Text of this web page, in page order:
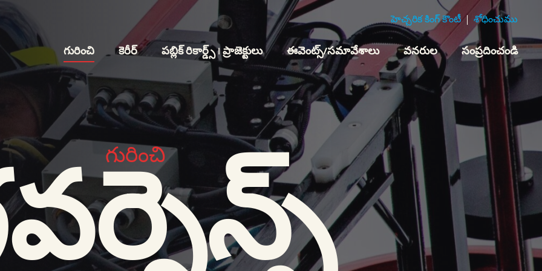
గురించి కెరీర్ పబ్లిక్ రికార్డ్స్ | ప్రాజెక్టులు ఈవెంట్స్/సమావేశాలు వనరుల సంప్రదించండి
హెచ్చరిక కింగ్ కౌంటీ శోధించుము
గురించి